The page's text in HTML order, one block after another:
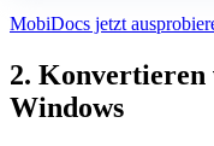
MobiDocs jetzt
2. Konvertieren
Windows